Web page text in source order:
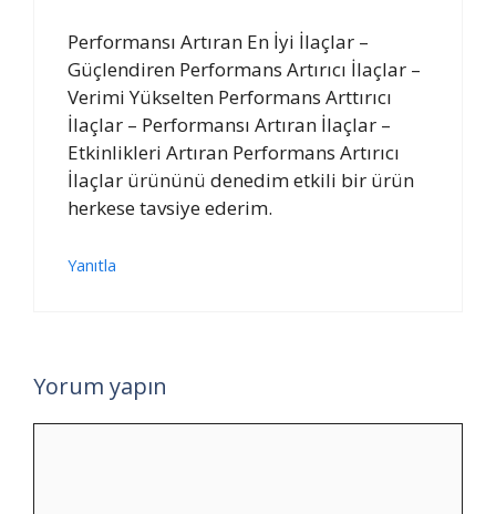
Performansı Artıran En İyi İlaçlar –
Güçlendiren Performans Artırıcı İlaçlar –
Verimi Yükselten Performans Arttırıcı
İlaçlar – Performansı Artıran İlaçlar –
Etkinlikleri Artıran Performans Artırıcı
İlaçlar ürününü denedim etkili bir ürün
herkese tavsiye ederim.
Yanıtla
Yorum yapın